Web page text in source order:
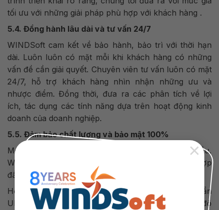
×
tối ưu với những giải pháp phù hợp với khách hàng .
5.4. Đồng hành lâu dài và tư vấn 24/7
WINDSoft cam kết về bảo hành, bảo trì với thời hạn
dài. Luôn luôn có mặt mỗi khi khách hàng có những
vấn đề cần giải quyết. Chuyên viên tư vấn luôn có mặt
24/7, hỗ trợ khách hàng nhìn nhận những ưu và
nhược điểm. Đồng thời, đưa ra các phân tích về lợi
ích, tác dụng các tính năng dựa trên hoạt động kinh
doanh của doanh nghiệp.
5.5. Đảm bảo chất lượng và bảo mật 100%
Mọi quy trình, nghiệp vụ mà doanh nghiệp yêu cầu,
WINDSoft sẽ đưa ra những giải pháp tối ưu. Tích hợp
đầy đủ các tính năng hữu ích trên app bán hàng.
Hơn hết, WINDSoft đảm bảo giao diện đẹp mắt, chuẩn
UI/UX, tốc độ xử lý tối ưu. Cam kết 100% về mức độ